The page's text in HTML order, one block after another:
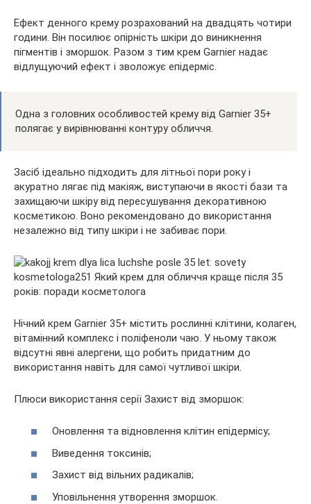
Ефект денного крему розрахований на двадцять чотири
години. Він посилює опірність шкіри до виникнення
пігментів і зморшок. Разом з тим крем Garnier надає
відлущуючий ефект і зволожує епідерміс.
Одна з головних особливостей крему від Garnier 35+
полягає у вирівнюванні контуру обличчя.
Засіб ідеально підходить для літньої пори року і
акуратно лягає під макіяж, виступаючи в якості бази та
захищаючи шкіру від пересушування декоративною
косметикою. Воно рекомендовано до використання
незалежно від типу шкіри і не забиває пори.
Нічний крем Garnier 35+ містить рослинні клітини, колаген,
вітамінний комплекс і поліфеноли чаю. У ньому також
відсутні явні алергени, що робить придатним до
використання навіть для самої чутливої шкіри.
Плюси використання серії Захист від зморшок:
Оновлення та відновлення клітин епідермісу;
Виведення токсинів;
Захист від вільних радикалів;
Уповільнення утворення зморшок.